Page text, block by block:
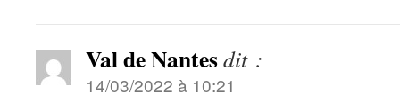
Val de Nantesdit :
14/03/2022 à 10:21